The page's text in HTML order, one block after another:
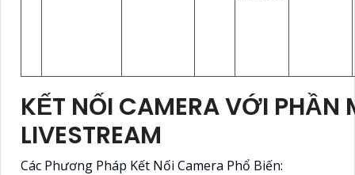
KẾT NỐI CAMERA VỚI PHẦN
LIVESTREAM
Các Phương Pháp Kết Nối Camera Phổ Biến: